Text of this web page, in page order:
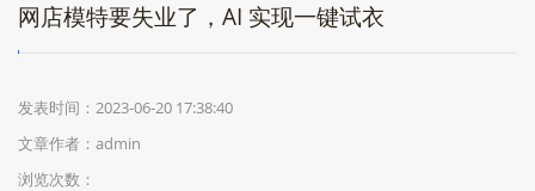
网店模特要失业了，AI 实现一键试衣
发表时间：2023-06-20 17:38:40
文章作者：admin
浏览次数：